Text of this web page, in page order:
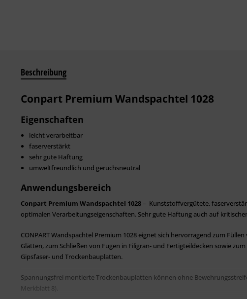
Beschreibung
Conpart Premium Wandspachtel 1028
Eigenschaften
leicht verarbeitbar
faserverstärkt
sehr gute Haftung
umweltfreundlich und geruchsneutral
Anwendungsbereich
Conpart Premium Wandspachtel 1028– Kunststoffvergütete,
optimalen Verarbeitungseigenschaften. Sehr gute Haftung auch auf
CONPART Wandspachtel Premium 1028 eignet sich hervorragend zum
Glätten, zum Schließen von Fugen in Filigran- und Fertigteildecken sowie
Gipsfaser- und Trockenbauplatten.
Spannungsfrei montierte Trockenbauplatten können ohne
Merkblatt 8).